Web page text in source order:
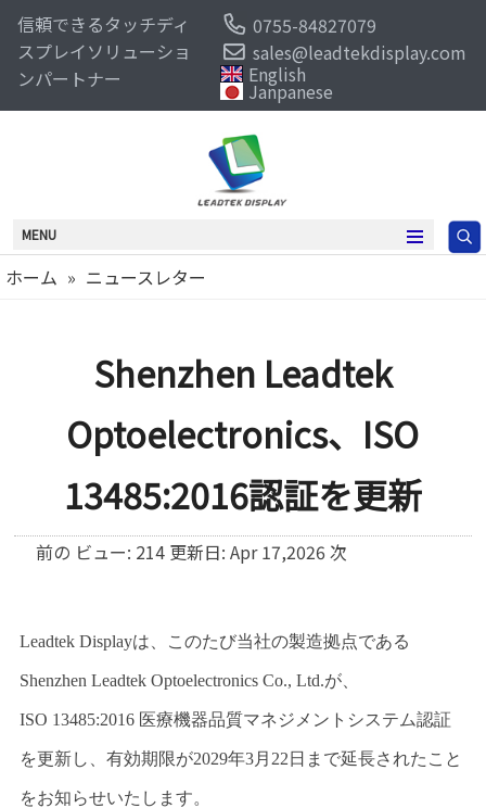
信頼できるタッチディ
スプレイソリューショ
ンパートナー
0755-84827079
sales@leadtekdisplay.com
English
Janpanese
MENU
ホーム » ニュースレター
Shenzhen Leadtek
Optoelectronics、ISO
13485:2016認証を更新
前の ビュー: 214 更新日: Apr 17,2026次
Leadtek Displayは、このたび当社の製造拠点である
Shenzhen Leadtek Optoelectronics Co., Ltd.が、
ISO 13485:2016 医療機器品質マネジメントシステム認証
を更新し、有効期限が2029年3月22日まで延長されたこと
をお知らせいたします。